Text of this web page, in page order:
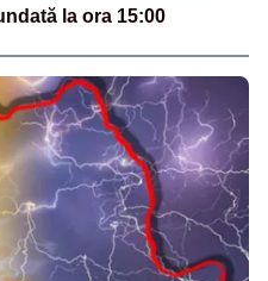
la ora 15:00